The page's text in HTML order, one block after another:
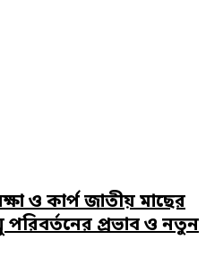
ও কার্প জাতীয় মাছের
প্রভাব ও নতুন